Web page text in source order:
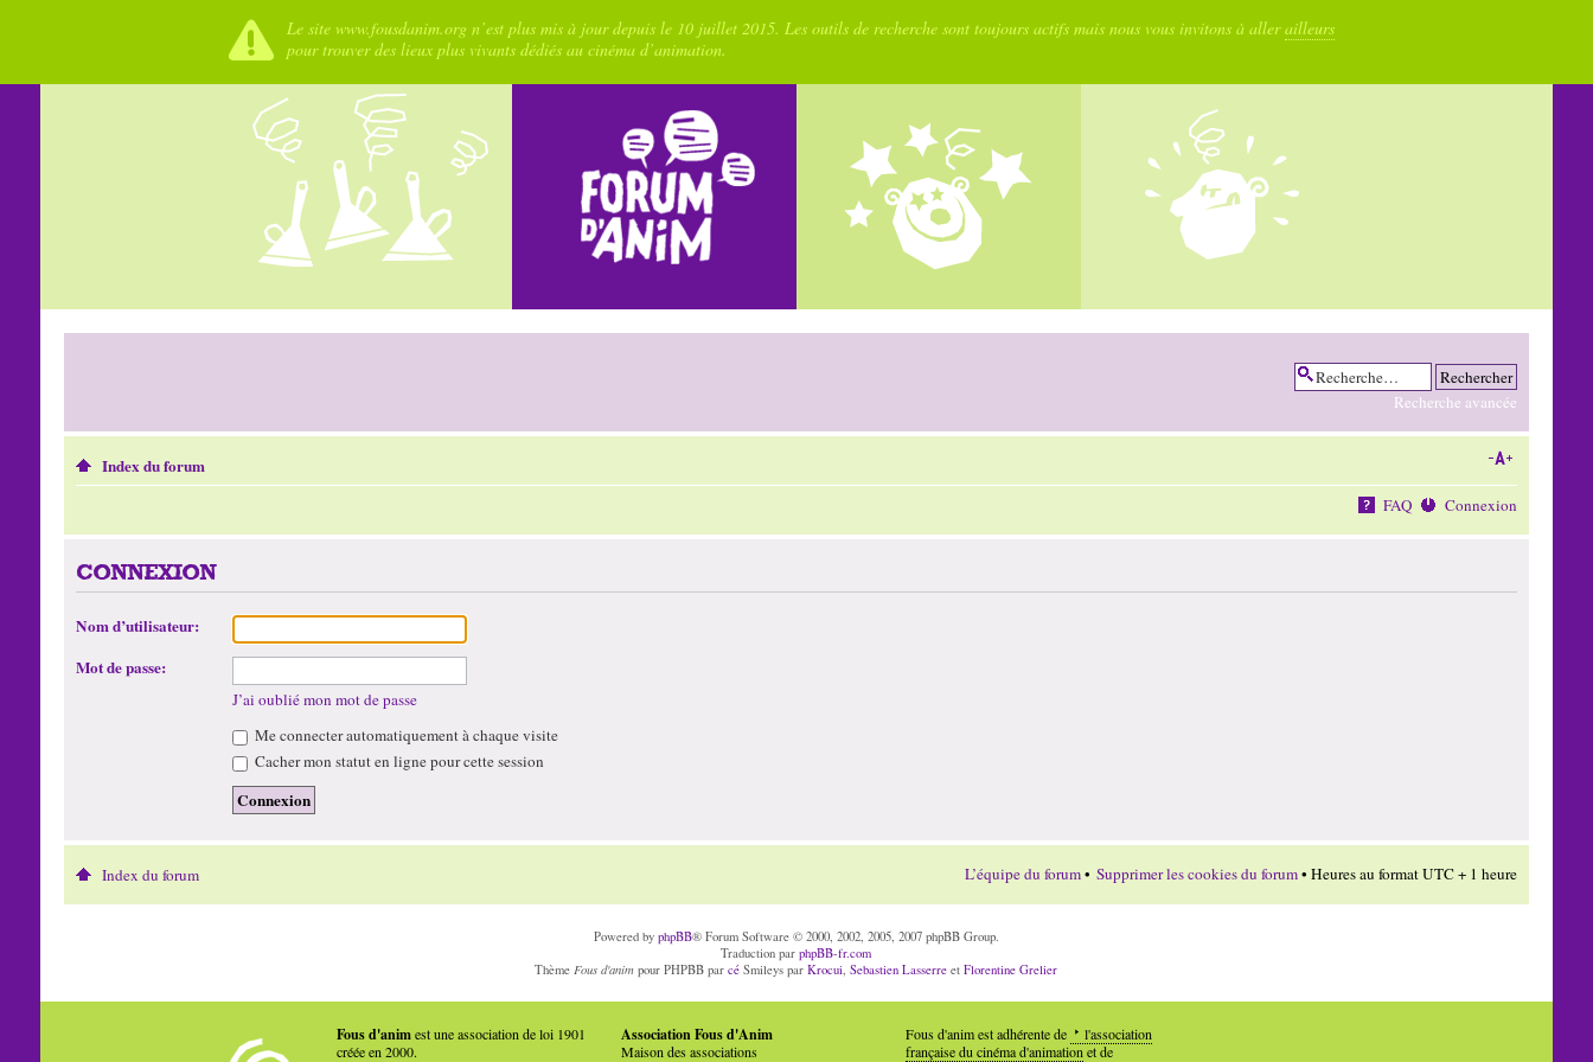
Le site www.fousdanim.org n’est plus mis à jour depuis le 10 juillet 2015. Les outils de recherche sont toujours actifs mais nous vous invitons à allerailleurs
pour trouver des lieux plus vivants dédiés au cinéma d’animation.
Recherche avancée
Index du forum
FAQ Connexion
CONNEXION
Nom d’utilisateur:
Mot de passe:
J’ai oublié mon mot de passe
Me connecter automatiquement à chaque visite
Cacher mon statut en ligne pour cette session
Index du forum L’équipe du forum• Supprimer les cookies du forum• Heures au format UTC + 1 heure
Powered by phpBB® Forum Software © 2000, 2002, 2005, 2007 phpBB Group.
Traduction parphpBB-fr.com
Thème Fous d'anim pour PHPBB parcé Smileys parKrocui ,Sebastien Lasserre etFlorentine Grelier
Fous d'animest une association de loi 1901
créée en 2000.
Association Fous d'Anim
Maison des associations
Fous d'anim est adhérente de
l'association
française du cinéma d'animation et de